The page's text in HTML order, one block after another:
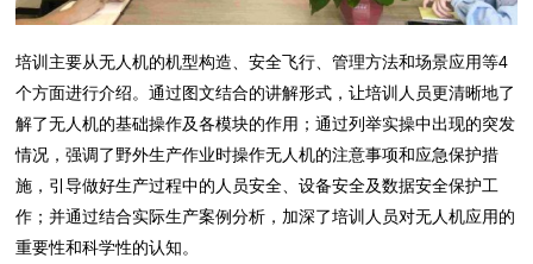
培训主要从无人机的机型构造、安全飞行、管理方法和场景应用等4
个方面进行介绍。通过图文结合的讲解形式，让培训人员更清晰地了
解了无人机的基础操作及各模块的作用；通过列举实操中出现的突发
情况，强调了野外生产作业时操作无人机的注意事项和应急保护措
施，引导做好生产过程中的人员安全、设备安全及数据安全保护工
作；并通过结合实际生产案例分析，加深了培训人员对无人机应用的
重要性和科学性的认知。